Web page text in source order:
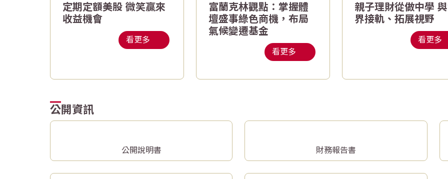
定期定額美股 微笑贏來
收益機會
看更多
富蘭克林觀點：掌握體
壇盛事綠色商機，布局
氣候變遷基金
看更多
親子理財從做中學
界接軌、拓展視野
看更多
公開資訊
公開說明書 財務報告書